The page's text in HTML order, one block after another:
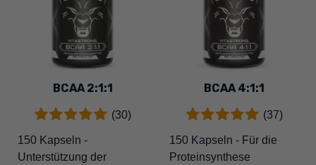
BCAA 2:1:1
(30)
150 Kapseln -
Unterstützung der
BCAA 4:1:1
(37)
150 Kapseln - Für die
Proteinsynthese